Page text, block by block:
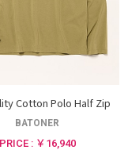
Cotton Polo Half Zip
BATONER
PRICE : ￥16,940